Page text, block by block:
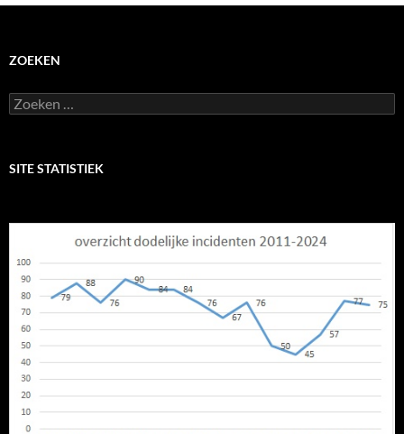
ZOEKEN
Zoeken
naar:
SITE STATISTIEK